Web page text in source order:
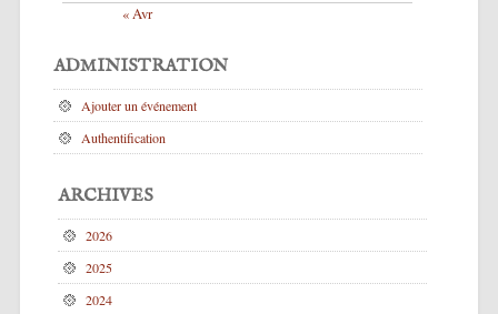
« Avr
ADMINISTRATION
Ajouter un événement
Authentification
ARCHIVES
2026
2025
2024